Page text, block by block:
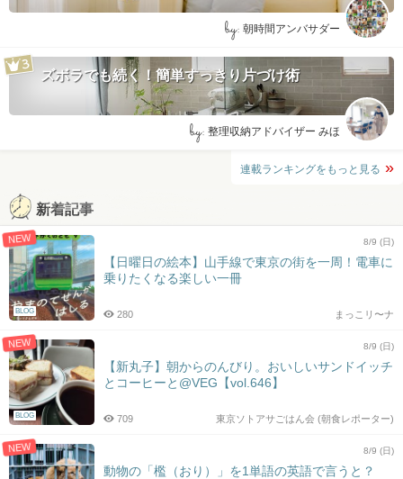
by: 朝時間アンバサダー
ズボラでも続く！簡単すっきり片づけ術
by: 整理収納アドバイザー みほ
連載ランキングをもっと見る
新着記事
NEW
BLOG
8/9 (日)
【日曜日の絵本】山手線で東京の街を一周！電車に
乗りたくなる楽しい一冊
まっこリ〜ナ
280
NEW
BLOG
8/9 (日)
【新丸子】朝からのんびり。おいしいサンドイッチ
とコーヒーと@VEG【vol.646】
東京ソトアサごはん会 (朝食レポーター)
709
NEW 8/9 (日)
動物の「檻（おり）」を1単語の英語で言うと？